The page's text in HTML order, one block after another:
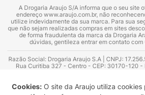
Cookies: O site da Araujo utiliza cookies
A Drogaria Araujo S/A informa que o seu site
endereço www.araujo.com.br, não
utilize indevidamente da sua marca. Para sua
que não sejam realizadas compras em sites
de forma fraudulenta da marca da Drogaria
dúvidas, gentileza entrar em contato
Razão Social: Drogaria Araujo S.A | CNPJ:
Rua Curitiba 327 - Centro - CEP: 30170-120 -
Azevedo Guimarães – CRF 10.965 | Yasmin Silva
Consultor substituto: Thiago Aguiar Pinheiro -